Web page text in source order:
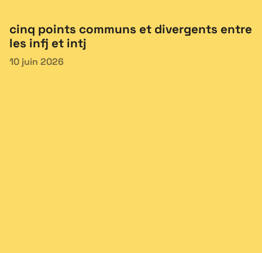
cinq points communs et divergents entre
les infj et intj
10 juin 2026